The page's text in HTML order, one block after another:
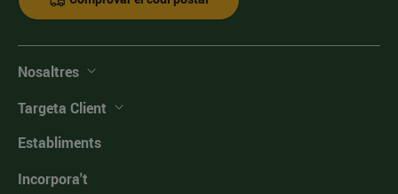
Nosaltres
Targeta Client
Establiments
Incorpora't